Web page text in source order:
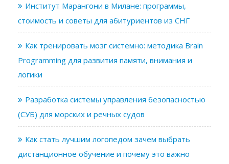
Институт Марангони в Милане: программы,
стоимость и советы для абитуриентов из СНГ
Как тренировать мозг системно: методика Brain
Programming для развития памяти, внимания и
логики
Разработка системы управления безопасностью
(СУБ) для морских и речных судов
Как стать лучшим логопедом зачем выбрать
дистанционное обучение и почему это важно